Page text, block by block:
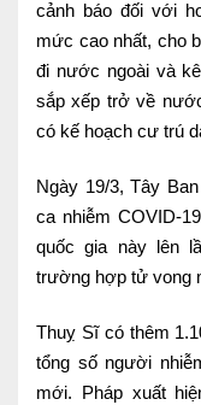
Dịch vụ ưu đãi
Bác sĩ online - Tư
Bác sĩ gia đình
Nhà thuốc GPP
Dịch vụ Y tế Cơ
Dịch vụ Y tế gia
Lấy mẫu xét
Bảo hiểm Y tế
cảnh báo đối với
mức cao nhất, cho
đi nước ngoài và
sắp xếp trở về
có kế hoạch cư trú
Ngày 19/3, Tây
ca nhiễm COVID-
quốc gia này lên
trường hợp tử vong
Thuỵ Sĩ có thêm
tổng số người
mới. Pháp xuất